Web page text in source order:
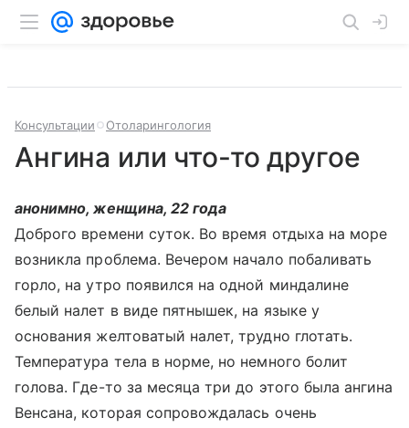
Консультации Отоларингология
Ангина или что-то другое
анонимно, женщина, 22 года
Доброго времени суток. Во время отдыха на море
возникла проблема. Вечером начало побаливать
горло, на утро появился на одной миндалине
белый налет в виде пятнышек, на языке у
основания желтоватый налет, трудно глотать.
Температура тела в норме, но немного болит
голова. Где-то за месяца три до этого была ангина
Венсана, которая сопровождалась очень